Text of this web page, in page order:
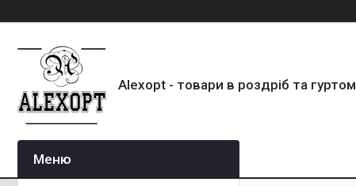
Alexopt - товари в роздріб та гуртом